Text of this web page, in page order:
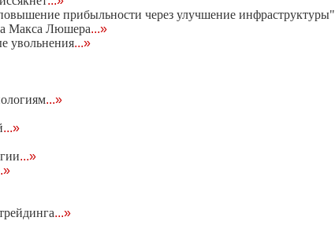
прибыльности через улучшение инфраструктуры"
Макса Люшера...»
увольнения...»
...»
...»
...»
...»